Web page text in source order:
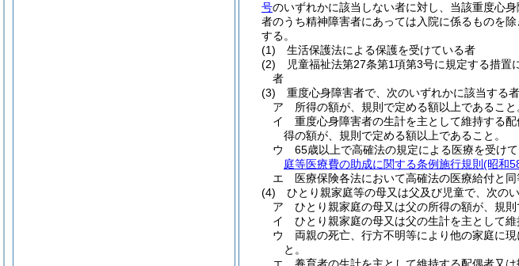
号のいずれかに該当しない者に対し、当該重度心
者のうち精神障害者にあっては入院に係るものを
する。
(1)
生活保護法による保護を受けている者
(2)
児童福祉法第27条第1項第3号に規定する措
者
(3)
重度心身障害者で、次のいずれかに該当する者
ア
所得の額が、規則で定める額以上であること
イ
重度心身障害者の生計を主として維持する
得の額が、規則で定める額以上であること。
ウ
65歳以上で高確法の規定による医療を受け
庭等医療費の助成に関する条例施行規則 (昭和
エ
医療保険各法において高確法の医療給付と
(4)
ひとり親家庭等の母又は父及び児童で、次の
ア
ひとり親家庭の母又は父の所得の額が、規則
イ
ひとり親家庭の母又は父の生計を主として
ウ
両親の死亡、行方不明等により他の家庭に
と。